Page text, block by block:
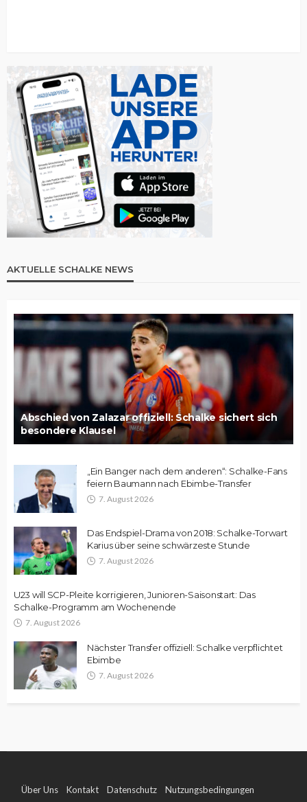
AKTUELLE SCHALKE NEWS
Abschied von Zalazar offiziell: Schalke sichert sich
besondere Klausel
„Ein Banger nach dem anderen“: Schalke-Fans
feiern Baumann nach Ebimbe-Transfer
7. August 2026
Das Endspiel-Drama von 2018: Schalke-Torwart
Karius über seine schwärzeste Stunde
7. August 2026
U23 will SCP-Pleite korrigieren, Junioren-Saisonstart: Das
Schalke-Programm am Wochenende
7. August 2026
Nächster Transfer offiziell: Schalke verpflichtet
Ebimbe
7. August 2026
Über Uns Kontakt Datenschutz Nutzungsbedingungen